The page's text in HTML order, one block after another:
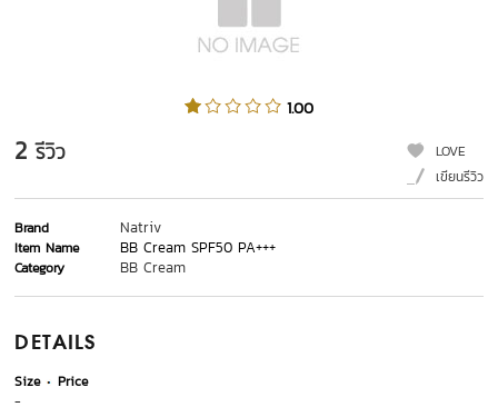
1.00
2 รีวิว
LOVE
เขียนรีวิว
Brand Natriv
Item Name BB Cream SPF50 PA+++
Category BB Cream
DETAILS
Size
Price
-